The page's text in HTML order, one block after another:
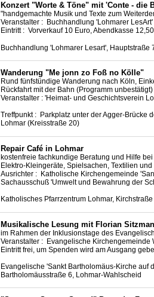
Konzert "Worte & Töne" mit 'Conte - die
"handgemachte Musik und Texte zum
Veranstalter : Buchhandlung 'Lohmarer LesArt'
Eintritt : Vorverkauf 10 Euro, Abendkasse
Buchhandlung 'Lohmarer Lesart', Hauptstraße
Wanderung "Me jonn zo Foß no Kölle"
Rund fünfstündige Wanderung nach Köln,
Rückfahrt mit der Bahn (Programm unbestätigt)
Veranstalter : 'Heimat- und Geschichtsverein
Treffpunkt : Parkplatz unter der Agger-Brücke
Lohmar (Kreisstraße 20)
Repair Café in Lohmar
kostenfreie fachkundige Beratung und Hilfe
Elektro-Kleingeräte, Spielsachen, Textilien
Ausrichter : Katholische Kirchengemeinde
Sachausschuß 'Umwelt und Bewahrung der
Katholisches Pfarrzentrum Lohmar,
Musikalische Lesung mit Florian
im Rahmen der Inklusionstage des
Veranstalter : Evangelische Kirchengemeinde
Eintritt frei, um Spenden wird am Ausgang
Evangelische 'Sankt Bartholomäus-Kirche auf
Bartholomäusstraße 6, Lohmar-Wahlscheid